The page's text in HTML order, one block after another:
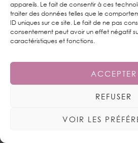
appareils. Le fait de consentir à ces
traiter des données telles que le
ID uniques sur ce site. Le fait de ne pas
consentement peut avoir un effet négatif
caractéristiques et fonctions.
ACCEPTER
REFUSER
VOIR LES
LA PALETTE MORPHE X